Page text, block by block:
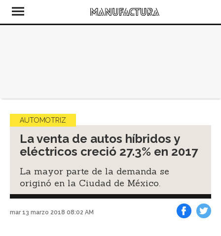
AUTOMOTRIZ
La venta de autos híbridos y
eléctricos creció 27.3% en 2017
La mayor parte de la demanda se
originó en la Ciudad de México.
mar 13 marzo 2018 08:02 AM